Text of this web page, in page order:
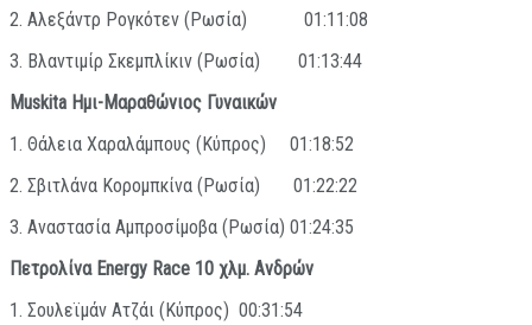
2. Αλεξάντρ Ρογκότεν (Ρωσία) 01:11:08
3. Βλαντιμίρ Σκεμπλίκιν (Ρωσία) 01:13:44
Muskita Ημι-Μαραθώνιος Γυναικών
1. Θάλεια Χαραλάμπους (Κύπρος) 01:18:52
2. Σβιτλάνα Κορομπκίνα (Ρωσία) 01:22:22
3. Αναστασία Αμπροσίμοβα (Ρωσία) 01:24:35
Πετρολίνα Energy Race 10 χλμ. Ανδρών
1. Σουλεϊμάν Ατζάι (Κύπρος) 00:31:54